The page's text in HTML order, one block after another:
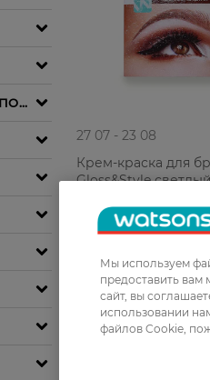
27 07 - 23 08
Крем-краска для
Gloss&Style
34,99 ГРН
Мы используем
предоставить
сайт, вы
использовании
файлов Cookie,